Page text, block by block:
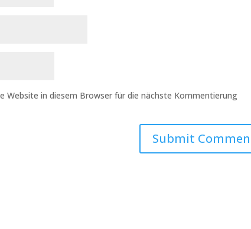
Website in diesem Browser für die nächste Kommentierung